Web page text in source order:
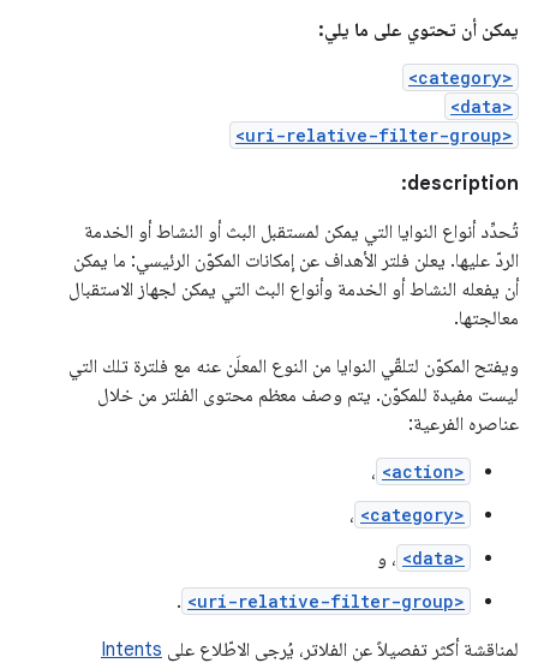
يمكن أن تحتوي على ما يلي:
<category>
<data>
<uri-relative-filter-group>
description:
تُحدِّد أنواع النوايا التي يمكن لمستقبل البث أو النشاط أو الخدمة
الردّ عليها. يعلن فلتر الأهداف عن إمكانات المكوّن الرئيسي: ما يمكن
أن يفعله النشاط أو الخدمة وأنواع البث التي يمكن لجهاز الاستقبال
معالجتها.
ويفتح المكوّن لتلقّي النوايا من النوع المعلَن عنه مع فلترة تلك التي
ليست مفيدة للمكوّن. يتم وصف معظم محتوى الفلتر من خلال
عناصره الفرعية:
<action> ،
<category> ،
<data> ، و
<uri-relative-filter-group>
.
لمناقشة أكثر تفصيلاً عن الفلاتر، يُرجى الاطّلاع على Intents